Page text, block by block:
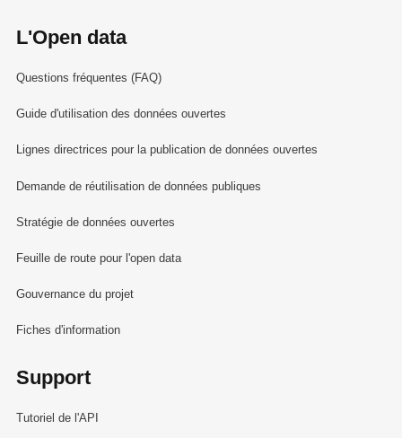
L'Open data
Questions fréquentes (FAQ)
Guide d'utilisation des données ouvertes
Lignes directrices pour la publication de données ouvertes
Demande de réutilisation de données publiques
Stratégie de données ouvertes
Feuille de route pour l'open data
Gouvernance du projet
Fiches d'information
Support
Tutoriel de l'API